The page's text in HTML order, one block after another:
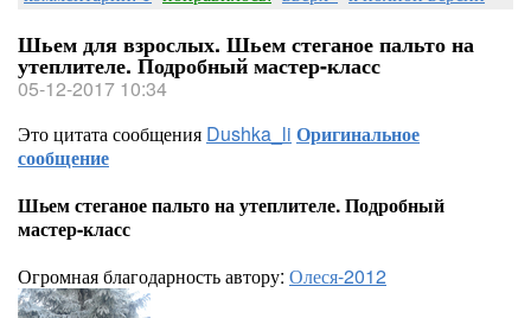
Шьем для взрослых. Шьем стеганое пальто на
утеплителе. Подробный мастер-класс
05-12-2017 10:34
Это цитата сообщения Dushka_li Оригинальное
сообщение
Шьем стеганое пальто на утеплителе. Подробный
мастер-класс
Огромная благодарность автору: Олеся-2012